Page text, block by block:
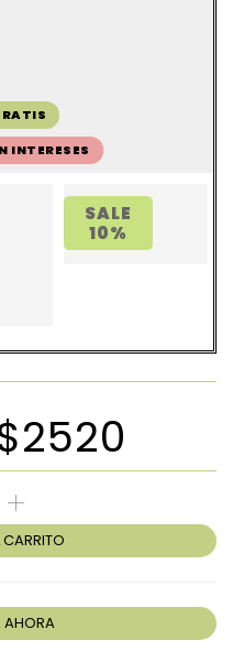
INTERESES
SALE
10%
2520
AHORA